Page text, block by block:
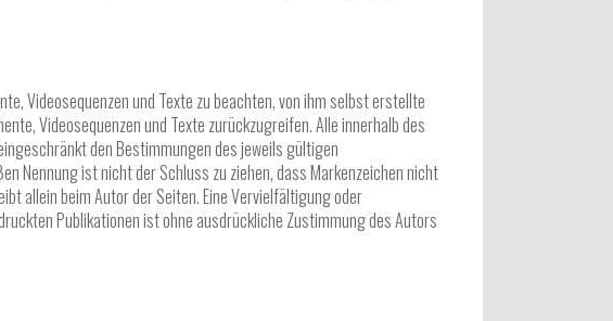
Videosequenzen und Texte zu beachten, von ihm selbst erstellte
Videosequenzen und Texte zurückzugreifen. Alle innerhalb des
den Bestimmungen des jeweils gültigen
Nennung ist nicht der Schluss zu ziehen, dass Markenzeichen nicht
allein beim Autor der Seiten. Eine Vervielfältigung oder
Publikationen ist ohne ausdrückliche Zustimmung des Autors